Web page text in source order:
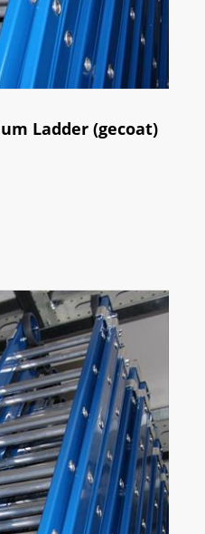
Ladder (gecoat)